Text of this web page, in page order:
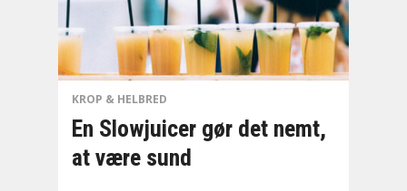
KROP & HELBRED
En Slowjuicer gør det nemt,
at være sund